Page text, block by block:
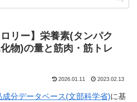
ロリー】栄養素(タンパク
物)の量と筋肉・筋トレ
2026.01.11 2023.02.13
成分データベース(文部科学省)に基